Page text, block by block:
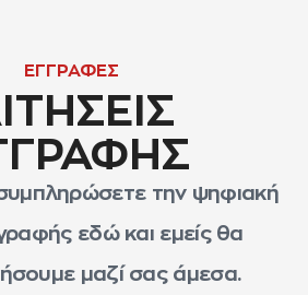
ΕΓΓΡΑΦΕΣ
την ψηφιακή
εδώ και εμείς θα
μαζί σας άμεσα.